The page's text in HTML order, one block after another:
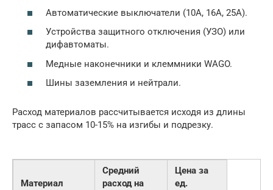
Автоматические выключатели (10А, 16А, 25А).
Устройства защитного отключения (УЗО) или
дифавтоматы.
Медные наконечники и клеммники WAGO.
Шины заземления и нейтрали.
Расход материалов рассчитывается исходя из длины
трасс с запасом 10-15% на изгибы и подрезку.
Материал
Средний
расход на
Цена за
ед.